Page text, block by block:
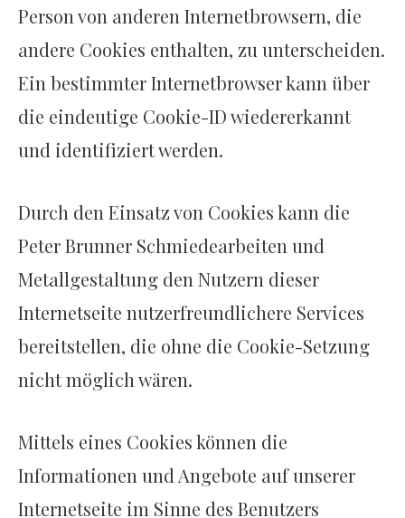
Person von anderen Internetbrowsern, die
andere Cookies enthalten, zu unterscheiden.
Ein bestimmter Internetbrowser kann über
die eindeutige Cookie-ID wiedererkannt
und identifiziert werden.
Durch den Einsatz von Cookies kann die
Peter Brunner Schmiedearbeiten und
Metallgestaltung den Nutzern dieser
Internetseite nutzerfreundlichere Services
bereitstellen, die ohne die Cookie-Setzung
nicht möglich wären.
Mittels eines Cookies können die
Informationen und Angebote auf unserer
Internetseite im Sinne des Benutzers